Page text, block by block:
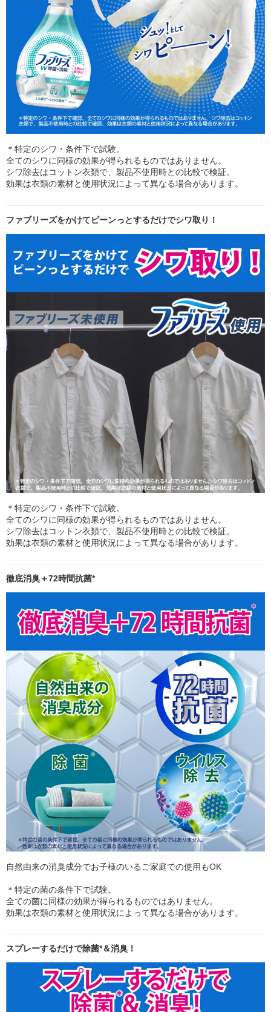
＊特定のシワ・条件下で試験。
全てのシワに同様の効果が得られるものではありません。
シワ除去はコットン衣類で、製品不使用時との比較で検証。
効果は衣類の素材と使用状況によって異なる場合があります。
ファブリーズをかけてピーンっとするだけでシワ取り！
＊特定のシワ・条件下で試験。
全てのシワに同様の効果が得られるものではありません。
シワ除去はコットン衣類で、製品不使用時との比較で検証。
効果は衣類の素材と使用状況によって異なる場合があります。
徹底消臭＋72時間抗菌*
自然由来の消臭成分でお子様のいるご家庭での使用もOK
＊特定の菌の条件下で試験。
全ての菌に同様の効果が得られるものではありません。
効果は衣類の素材と使用状況によって異なる場合があります。
スプレーするだけで除菌*＆消臭！